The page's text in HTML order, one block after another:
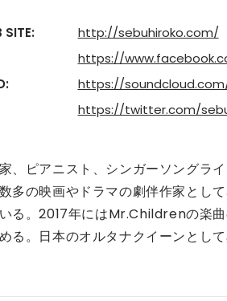
SITE:
http://sebuhiroko.com/
https://
https://
https://twitter.com/
、ピアニスト、シンガーソングラ
多の映画やドラマの劇伴作家とし
る。2017年にはMr.Childrenの楽
る。日本のオルタナクイーンとし